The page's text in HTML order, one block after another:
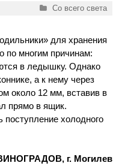
Рубрики
Со всего света
для хранения
по многим причинам:
в ледышку. Однако
а к нему через
около 12 мм, вставив в
прямо в ящик.
поступление холодного
г. Могилев